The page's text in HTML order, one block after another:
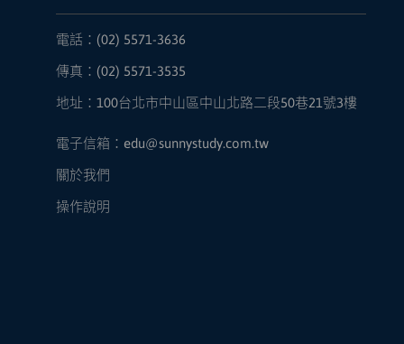
電話：(02) 5571-3636
傳真：(02) 5571-3535
地址：100台北市中山區中山北路二段50巷21號3樓
電子信箱：edu@sunnystudy.com.tw
關於我們
操作說明